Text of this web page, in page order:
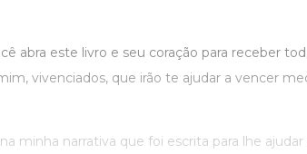
abra este livro e seu coração para receber
vivenciados, que irão te ajudar a vencer
minha narrativa que foi escrita para lhe